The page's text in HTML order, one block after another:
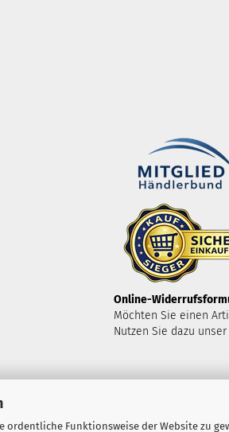
Funktionsweise der Website zu
Online-
Möchten Sie einen
Nutzen Sie dazu